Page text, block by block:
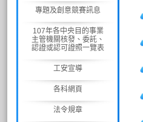
專題及創意競賽訊息
107年各中央目的事業
主管機關核發、委託、
認證或認可證照一覽表
工安宣導
各科網頁
法令規章